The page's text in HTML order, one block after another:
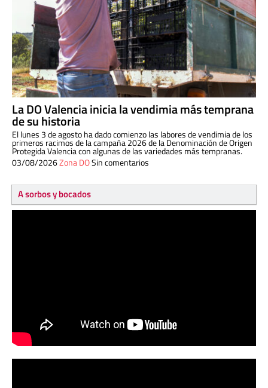
La DO Valencia inicia la vendimia más temprana
de su historia
El lunes 3 de agosto ha dado comienzo las labores de vendimia de los
primeros racimos de la campaña 2026 de la Denominación de Origen
Protegida Valencia con algunas de las variedades más tempranas.
03/08/2026Zona DOSin comentarios
A sorbos y bocados